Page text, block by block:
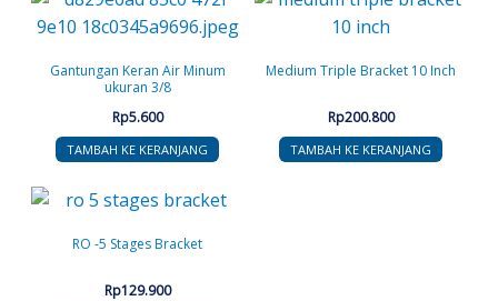
Gantungan Keran Air Minum
ukuran 3/8
Rp5.600
TAMBAH KE KERANJANG
Medium Triple Bracket 10 Inch
Rp200.800
TAMBAH KE KERANJANG
RO -5 Stages Bracket
Rp129.900